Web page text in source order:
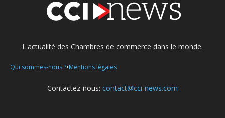
L'actualité des Chambres de commerce dans le monde.
Qui sommes-nous ?•Mentions légales
Contactez-nous: contact@cci-news.com